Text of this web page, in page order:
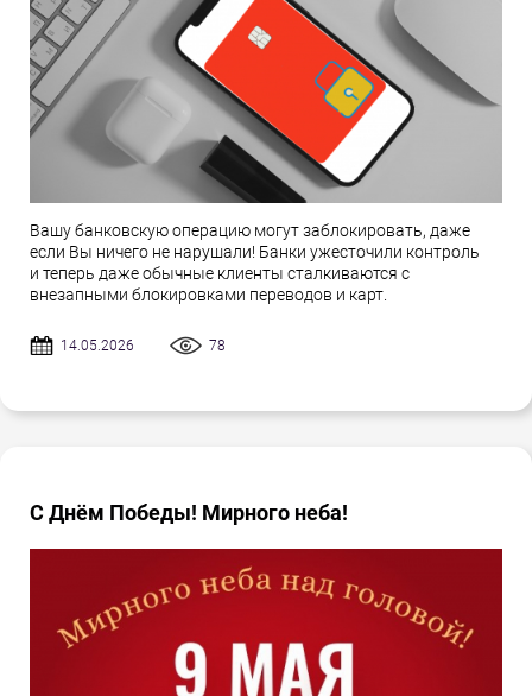
Вашу банковскую операцию могут заблокировать, даже
если Вы ничего не нарушали! Банки ужесточили контроль
и теперь даже обычные клиенты сталкиваются с
внезапными блокировками переводов и карт.
14.05.2026 78
С Днём Победы! Мирного неба!